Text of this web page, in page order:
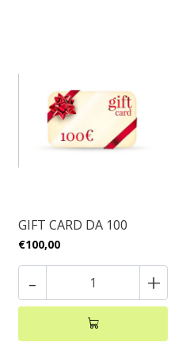
GIFT CARD DA 100
€100,00
- +